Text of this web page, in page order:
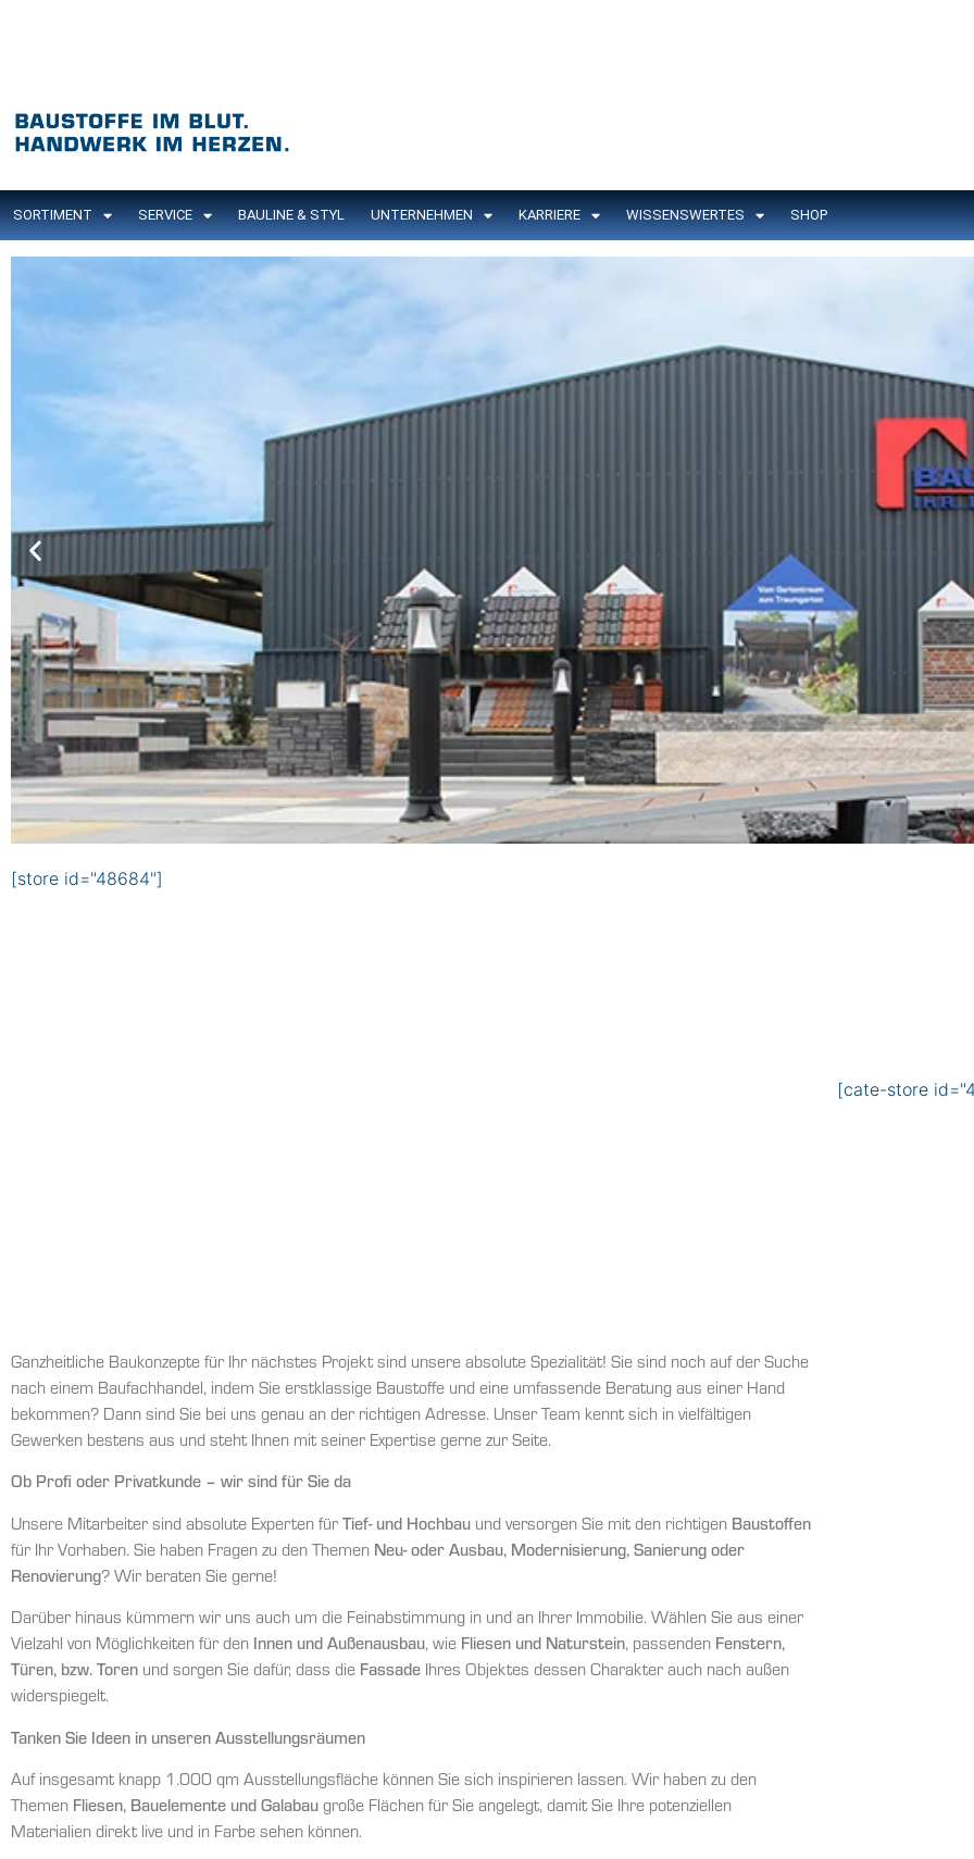
SORTIMENT SERVICE BAULINE & STYL UNTERNEHMEN KARRIERE WISSENSWERTES SHOP
[store id="48684"]
Ganzheitliche Baukonzepte für Ihr nächstes Projekt sind unsere absolute Spezialität! Sie sind noch auf der Suche
nach einem Baufachhandel, indem Sie erstklassige Baustoffe und eine umfassende Beratung aus einer Hand
bekommen? Dann sind Sie bei uns genau an der richtigen Adresse. Unser Team kennt sich in vielfältigen
Gewerken bestens aus und steht Ihnen mit seiner Expertise gerne zur Seite.
Ob Profi oder Privatkunde – wir sind für Sie da
Unsere Mitarbeiter sind absolute Experten für Tief- und Hochbau und versorgen Sie mit den richtigen Baustoffen
für Ihr Vorhaben. Sie haben Fragen zu den Themen Neu- oder Ausbau, Modernisierung, Sanierung oder
Renovierung? Wir beraten Sie gerne!
Darüber hinaus kümmern wir uns auch um die Feinabstimmung in und an Ihrer Immobilie. Wählen Sie aus einer
Vielzahl von Möglichkeiten für den Innen und Außenausbau, wie Fliesen und Naturstein, passenden Fenstern,
Türen, bzw. Toren und sorgen Sie dafür, dass die Fassade Ihres Objektes dessen Charakter auch nach außen
widerspiegelt.
Tanken Sie Ideen in unseren Ausstellungsräumen
Auf insgesamt knapp 1.000 qm Ausstellungsfläche können Sie sich inspirieren lassen. Wir haben zu den
Themen Fliesen, Bauelemente und Galabau große Flächen für Sie angelegt, damit Sie Ihre potenziellen
Materialien direkt live und in Farbe sehen können.
[cate-store